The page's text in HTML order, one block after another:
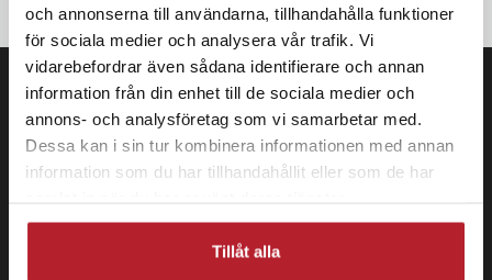
och annonserna till användarna, tillhandahålla funktioner
för sociala medier och analysera vår trafik. Vi
vidarebefordrar även sådana identifierare och annan
information från din enhet till de sociala medier och
annons- och analysföretag som vi samarbetar med.
Dessa kan i sin tur kombinera informationen med annan
information som du har tillhandahållit eller som de har
Tillåt alla